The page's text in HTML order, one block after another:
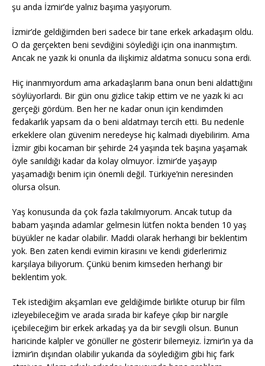
şu anda İzmir’de yalnız başıma yaşıyorum.
İzmir’de geldiğimden beri sadece bir tane erkek arkadaşım oldu.
O da gerçekten beni sevdiğini söylediği için ona inanmıştım.
Ancak ne yazık ki onunla da ilişkimiz aldatma sonucu sona erdi.
Hiç inanmıyordum ama arkadaşlarım bana onun beni aldattığını
söylüyorlardı. Bir gün onu gizlice takip ettim ve ne yazık ki acı
gerçeği gördüm. Ben her ne kadar onun için kendimden
fedakarlık yapsam da o beni aldatmayı tercih etti. Bu nedenle
erkeklere olan güvenim neredeyse hiç kalmadı diyebilirim. Ama
İzmir gibi kocaman bir şehirde 24 yaşında tek başına yaşamak
öyle sanıldığı kadar da kolay olmuyor. İzmir’de yaşayıp
yaşamadığı benim için önemli değil. Türkiye’nin neresinden
olursa olsun.
Yaş konusunda da çok fazla takılmıyorum. Ancak tutup da
babam yaşında adamlar gelmesin lütfen nokta benden 10 yaş
büyükler ne kadar olabilir. Maddi olarak herhangi bir beklentim
yok. Ben zaten kendi evimin kirasını ve kendi giderlerimiz
karşılaya biliyorum. Çünkü benim kimseden herhangi bir
beklentim yok.
Tek istediğim akşamları eve geldiğimde birlikte oturup bir film
izleyebileceğim ve arada sırada bir kafeye çıkıp bir nargile
içebileceğim bir erkek arkadaş ya da bir sevgili olsun. Bunun
haricinde kalpler ve gönüller ne gösterir bilemeyiz. İzmir’in ya da
İzmir’in dışından olabilir yukarıda da söylediğim gibi hiç fark